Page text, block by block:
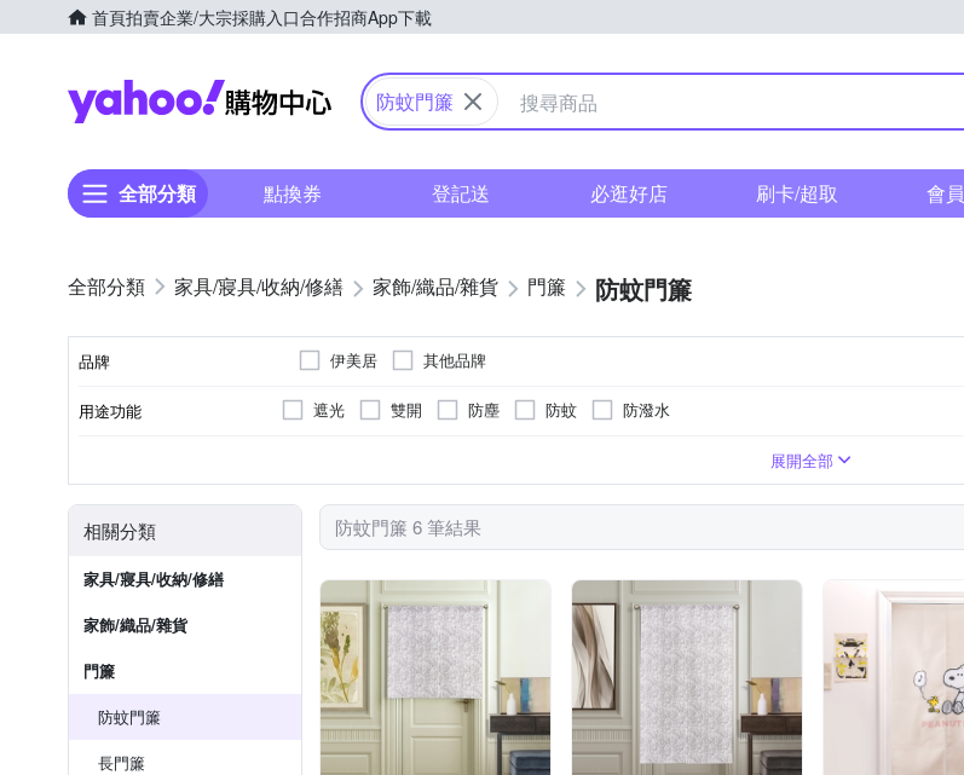
首頁拍賣企業/大宗採購入口合作招商App下載
Yahoo購物中心
防蚊門簾
全部分類 點換券 登記送 必逛好店 刷卡/超取 會
家具/寢具/收納/修繕 家飾/織品/雜貨 門簾 防蚊門簾
品牌 伊美居 其他品牌
用途功能 遮光 雙開 防塵 防蚊 防潑水
展開全部
相關分類
家具/寢具/收納/修繕
家飾/織品/雜貨
門簾
防蚊門簾
長門簾
防蚊門簾 6 筆結果